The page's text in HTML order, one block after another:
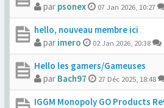
par psonex 07 Jan 2026, 10:27
hello, nouveau membre ici
par imero 02 Jan 2026, 20:38
Hello les gamers/Gameuses
par Bach97 27 Déc 2025, 18:48
IGGM Monopoly GO Products